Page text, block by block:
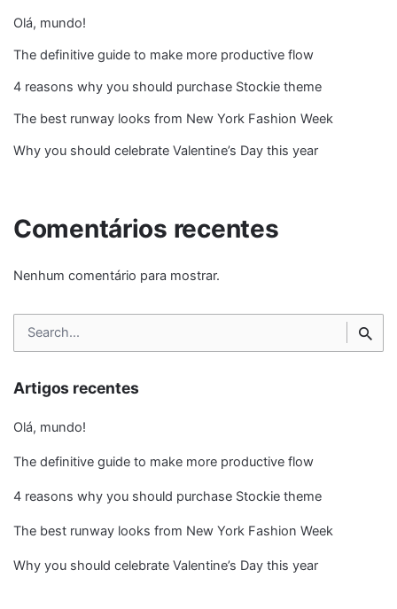
Olá, mundo!
The definitive guide to make more productive flow
4 reasons why you should purchase Stockie theme
The best runway looks from New York Fashion Week
Why you should celebrate Valentine’s Day this year
Comentários recentes
Nenhum comentário para mostrar.
Search
for
Artigos recentes
Olá, mundo!
The definitive guide to make more productive flow
4 reasons why you should purchase Stockie theme
The best runway looks from New York Fashion Week
Why you should celebrate Valentine’s Day this year